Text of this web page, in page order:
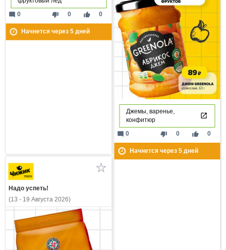
thumb_down 0 thumb_up 0
mode_comment 0
Начнется через 5дней
Джемы, варенье,
конфитюр
thumb_down 0 thumb_up 0
mode_comment 0
Начнется через 5дней
Надо успеть!
(13 - 19 Августа 2026)